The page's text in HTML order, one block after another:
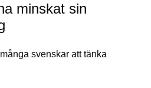
minskat sin
svenskar att tänka